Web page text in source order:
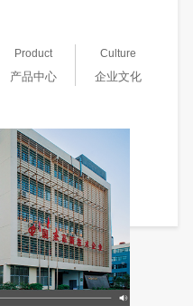
Product
产品中心
Culture
企业文化